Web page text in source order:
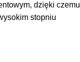
dzięki czemu
stopniu